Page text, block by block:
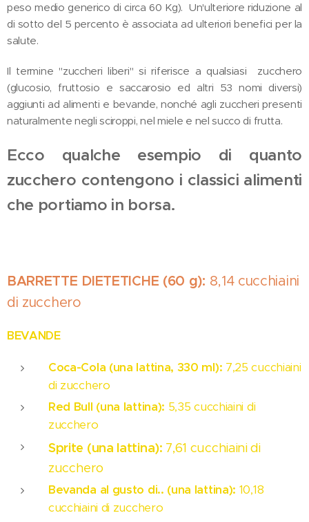
peso medio generico di circa 60 Kg). Un'ulteriore riduzione al
di sotto del 5 percento è associata ad ulteriori benefici per la
salute.
Il termine "zuccheri liberi" si riferisce a qualsiasi zucchero
(glucosio, fruttosio e saccarosio ed altri 53 nomi diversi)
aggiunti ad alimenti e bevande, nonché agli zuccheri presenti
naturalmente negli sciroppi, nel miele e nel succo di frutta.
Ecco qualche esempio di quanto
zucchero contengono i classici alimenti
che portiamo in borsa.
BARRETTE DIETETICHE (60 g): 8,14 cucchiaini
di zucchero
BEVANDE
Coca-Cola (una lattina, 330 ml): 7,25 cucchiaini
di zucchero
Red Bull (una lattina): 5,35 cucchiaini di
zucchero
Sprite (una lattina): 7,61 cucchiaini di
zucchero
Bevanda al gusto di.. (una lattina): 10,18
cucchiaini di zucchero